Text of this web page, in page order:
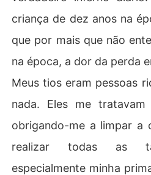
criança de dez anos na
que por mais que não
na época, a dor da perda
Meus tios eram pessoas
nada. Eles me
obrigando-me a limpar a
realizar todas as
especialmente minha